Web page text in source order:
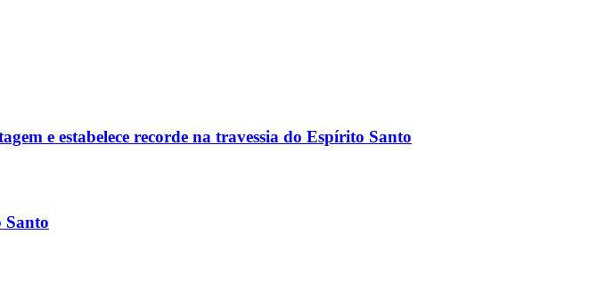
e estabelece recorde na travessia do Espírito Santo
Santo